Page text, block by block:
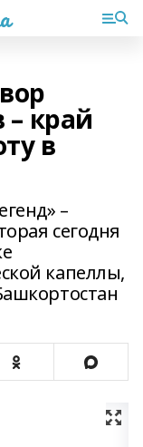
– край
в
–
сегодня
капеллы,